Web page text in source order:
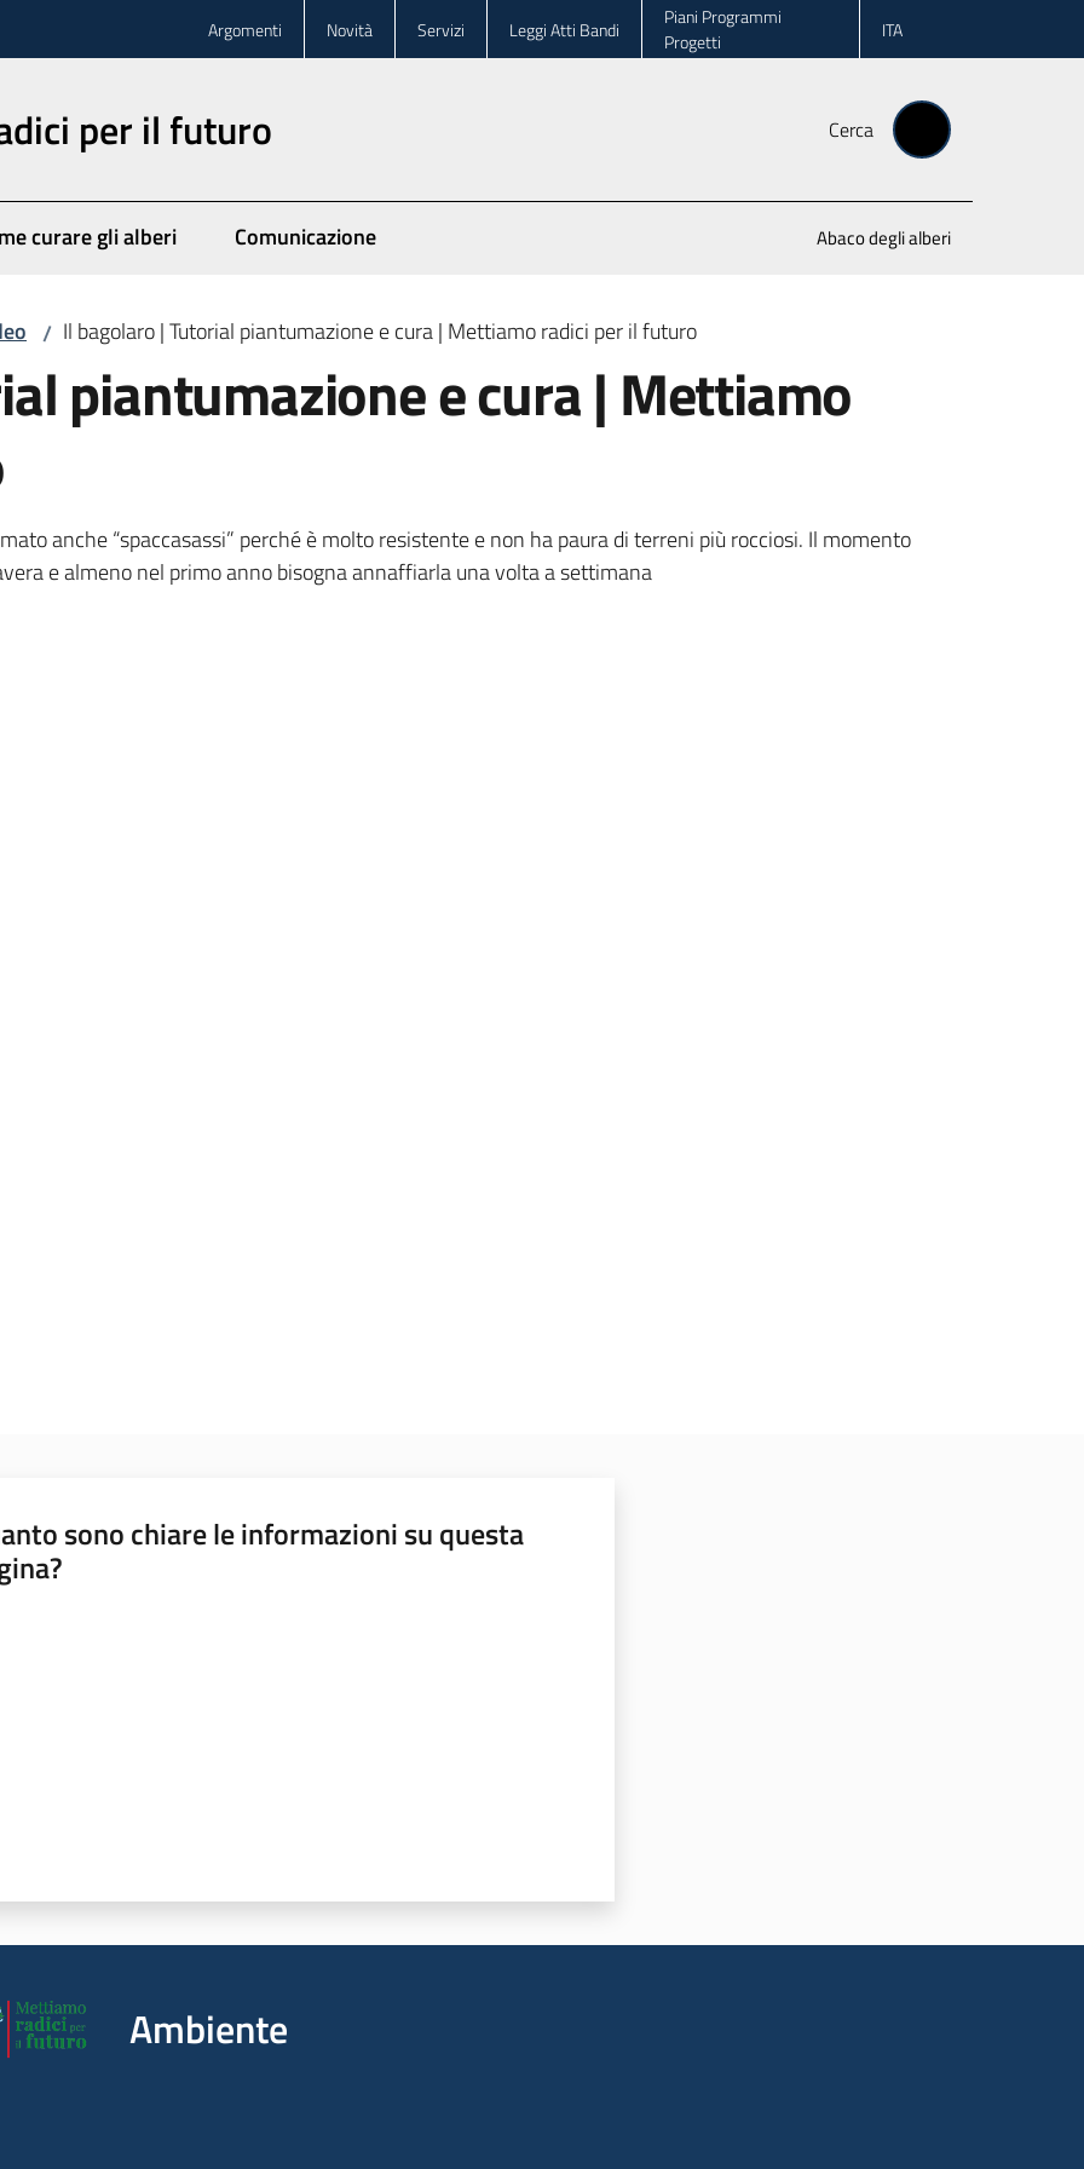
Argomenti Novità Servizi Leggi Atti Bandi
Piani Programmi
Progetti
ITA
per il futuro Cerca
curare gli alberi Comunicazione Abaco degli alberi
/ Il bagolaro | Tutorial piantumazione e cura | Mettiamo radici per il futuro
piantumazione e cura | Mettiamo
anche “spaccasassi” perché è molto resistente e non ha paura di terreni più rocciosi. Il momento
e almeno nel primo anno bisogna annaffiarla una volta a settimana
sono chiare le informazioni su questa
Ambiente